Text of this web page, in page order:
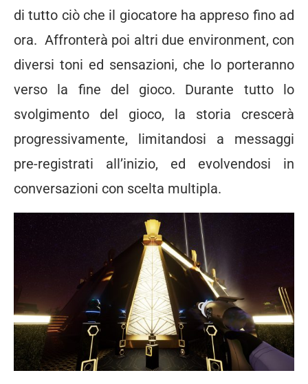
di tutto ciò che il giocatore ha appreso fino ad
ora. Affronterà poi altri due environment, con
diversi toni ed sensazioni, che lo porteranno
verso la fine del gioco. Durante tutto lo
svolgimento del gioco, la storia crescerà
progressivamente, limitandosi a messaggi
pre-registrati all’inizio, ed evolvendosi in
conversazioni con scelta multipla.